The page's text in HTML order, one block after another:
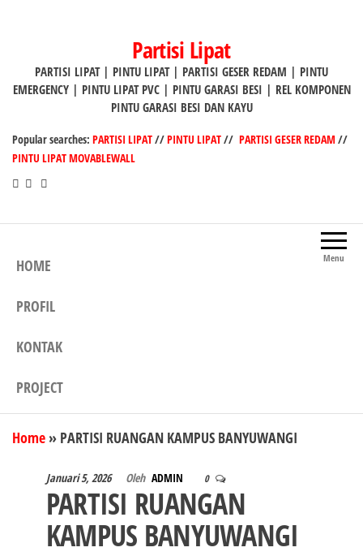
Partisi Lipat
PARTISI LIPAT | PINTU LIPAT | PARTISI GESER REDAM | PINTU
EMERGENCY | PINTU LIPAT PVC | PINTU GARASI BESI | REL KOMPONEN
PINTU GARASI BESI DAN KAYU
Popular searches: PARTISI LIPAT//PINTU LIPAT// PARTISI GESER REDAM//
PINTU LIPAT MOVABLEWALL
Menu
HOME
PROFIL
KONTAK
PROJECT
Home » PARTISI RUANGAN KAMPUS BANYUWANGI
Januari 5, 2026 Oleh ADMIN 0
PARTISI RUANGAN
KAMPUS BANYUWANGI